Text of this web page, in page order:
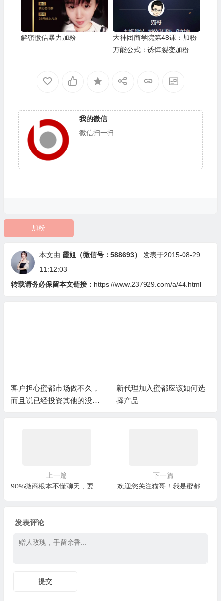
解密微信暴力加粉
大神团商学院第48课：加粉
万能公式：诱饵裂变加粉方
我的微信
微信扫一扫
加粉
本文由 霞姐（微信号：588693）
发表于2015-08-29
11:12:03
转载请务必保留本文链接： https://www.237929.com/a/44.html
客户担心蜜都市场做不久，
而且说已经投资其他的没有
新代理加入蜜都应该如何选
择产品
上一篇
90%微商根本不懂聊天，要卖货必须这样聊
下一篇
欢迎您关注猫哥！我是蜜都总裁，蜜都品牌创始人之一
发表评论